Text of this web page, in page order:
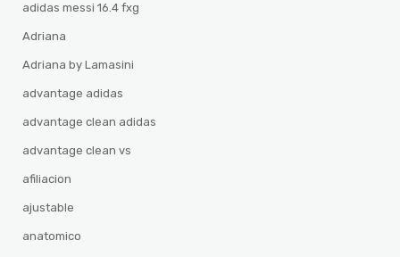
adidas messi 16.4 fxg
Adriana
Adriana by Lamasini
advantage adidas
advantage clean adidas
advantage clean vs
afiliacion
ajustable
anatomico